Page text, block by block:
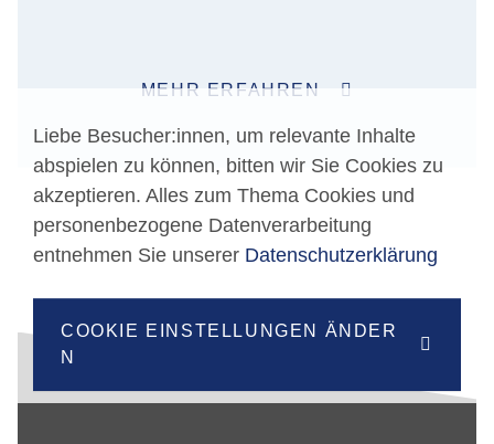
MEHR ERFAHREN
Liebe Besucher:innen, um relevante Inhalte
abspielen zu können, bitten wir Sie Cookies zu
akzeptieren. Alles zum Thema Cookies und
personenbezogene Datenverarbeitung
entnehmen Sie unserer Datenschutzerklärung
COOKIE EINSTELLUNGEN ÄNDER
N